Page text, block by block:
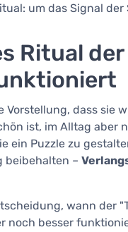
um das Signal der
Ritual
dass sie
ist, im Alltag
ein Puzzle zu
beibehalten –
wann der
noch besser